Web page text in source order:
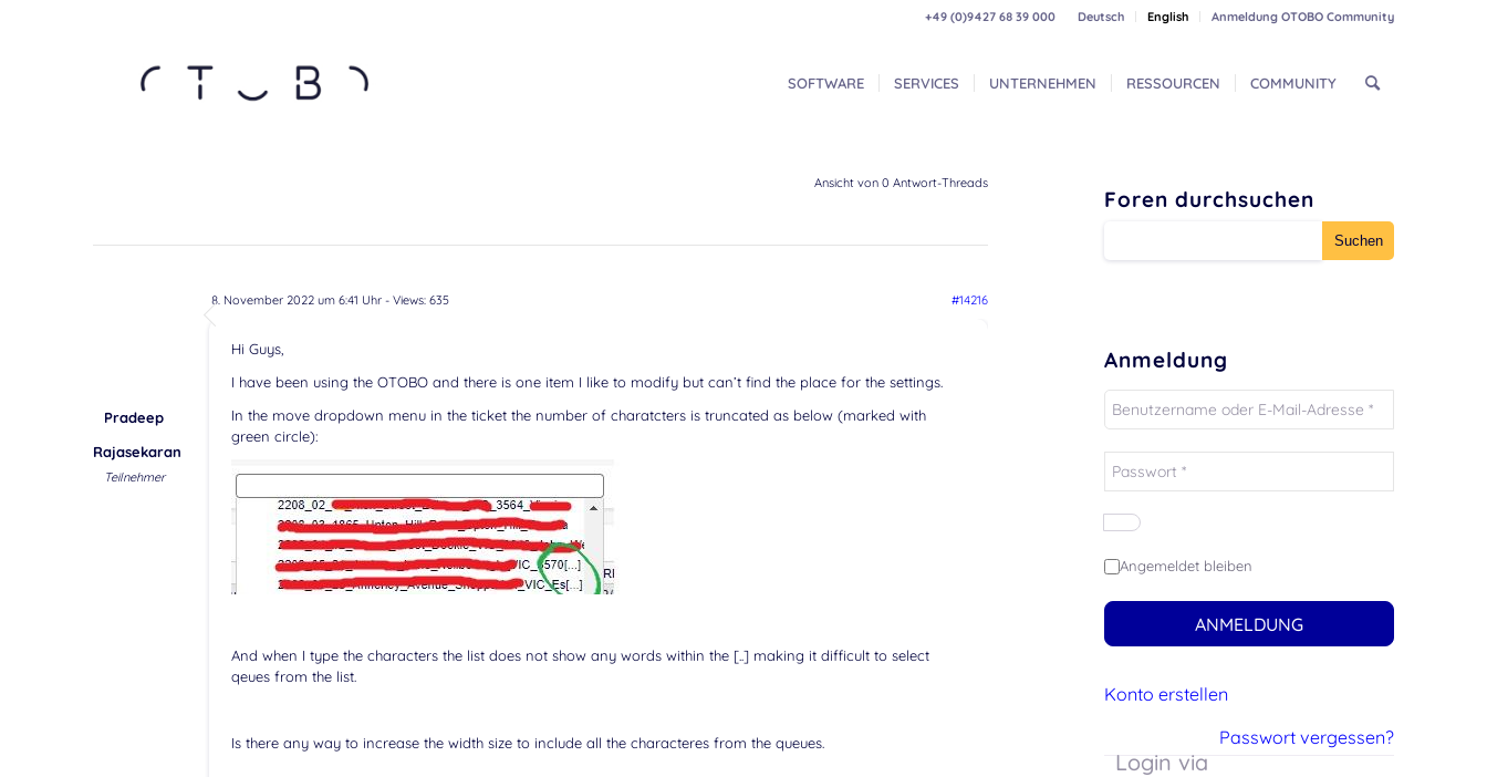
Deutsch English Anmeldung OTOBO Community
+49 (0)9427 68 39 000
SOFTWARE SERVICES UNTERNEHMEN RESSOURCEN COMMUNITY
Ansicht von 0 Antwort-Threads
8. November 2022 um 6:41 Uhr- Views: 635 #14216
Pradeep
Rajasekaran
Teilnehmer
Hi Guys,
I have been using the OTOBO and there is one item I like to modify but can’t find the place for the settings.
In the move dropdown menu in the ticket the number of charatcters is truncated as below (marked with
green circle):
And when I type the characters the list does not show any words within the [..] making it difficult to select
qeues from the list.
Is there any way to increase the width size to include all the characteres from the queues.
Foren durchsuchen
Anmeldung
Angemeldet bleiben
ANMELDUNG
Konto erstellen
Passwort vergessen?
Login via